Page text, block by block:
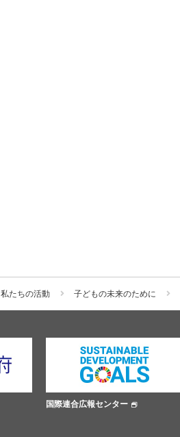
私たちの活動 子どもの未来のために
国際連合広報センター